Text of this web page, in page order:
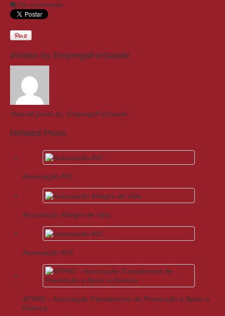
No comments
Written by EmpregoForSaude
View all posts by: EmpregoForSaude
Related Posts
Associação AVC
Associação Milagre de Vida
Associação AVC
AFPAD – Associação Famalicense de Prevenção e Apoio à
Doença